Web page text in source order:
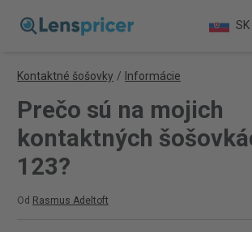
SK
Kontaktné šošovky / Informácie
Prečo sú na mojich
kontaktných
123?
Od Rasmus Adeltoft